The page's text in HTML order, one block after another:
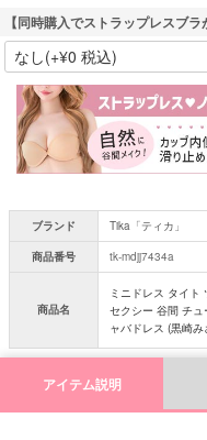
【同時購入でストラップレスブラ
ブランド
Tika「ティカ」
商品番号
tk-mdjj7434a
商品名
ミニドレス タイト
セクシー 谷間 チ
ャバドレス (黒崎
アイテム説明